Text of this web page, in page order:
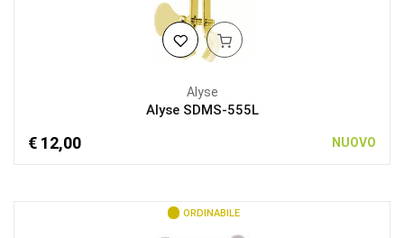
Alyse
Alyse SDMS-555L
€ 12,00 NUOVO
ORDINABILE